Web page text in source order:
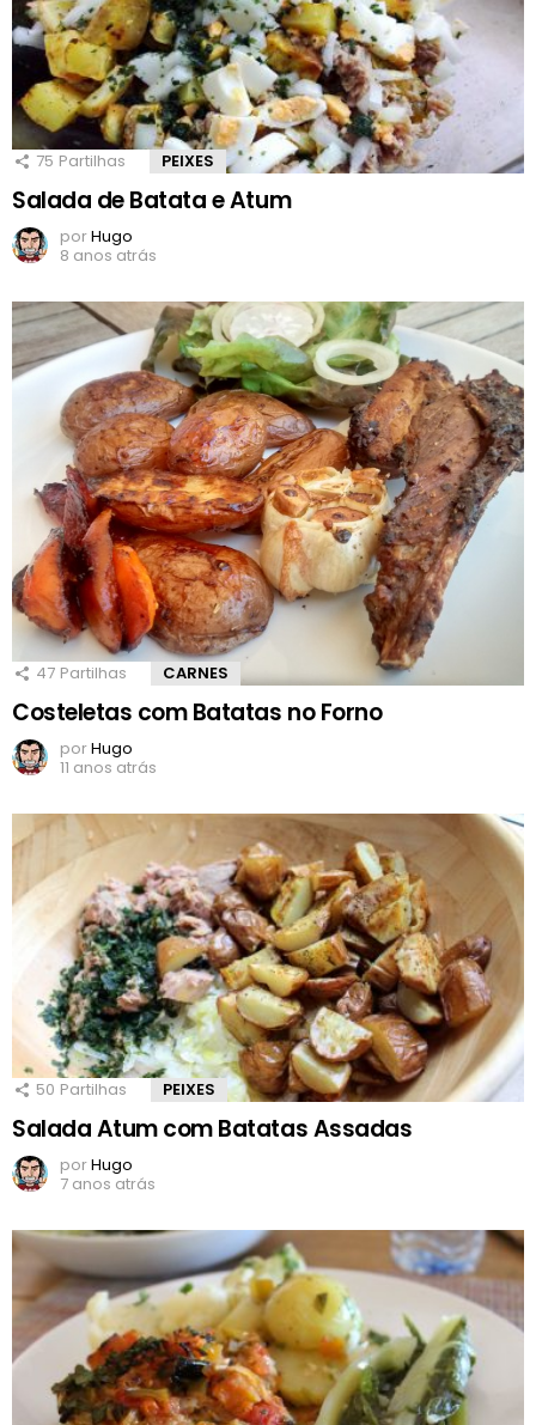
75 Partilhas PEIXES
Salada de Batata e Atum
porHugo
8 anos atrás
47 Partilhas CARNES
Costeletas com Batatas no Forno
porHugo
11 anos atrás
50 Partilhas PEIXES
Salada Atum com Batatas Assadas
porHugo
7 anos atrás